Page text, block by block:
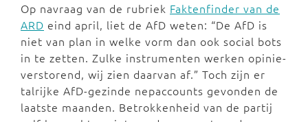
Op navraag van de rubriek Faktenfinder van de
ARD eind april, liet de AfD weten: “De AfD is
niet van plan in welke vorm dan ook social bots
in te zetten. Zulke instrumenten werken opinie-
verstorend, wij zien daarvan af.” Toch zijn er
talrijke AfD-gezinde nepaccounts gevonden de
laatste maanden. Betrokkenheid van de partij